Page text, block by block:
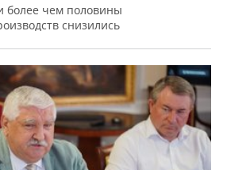
более чем половины
снизились